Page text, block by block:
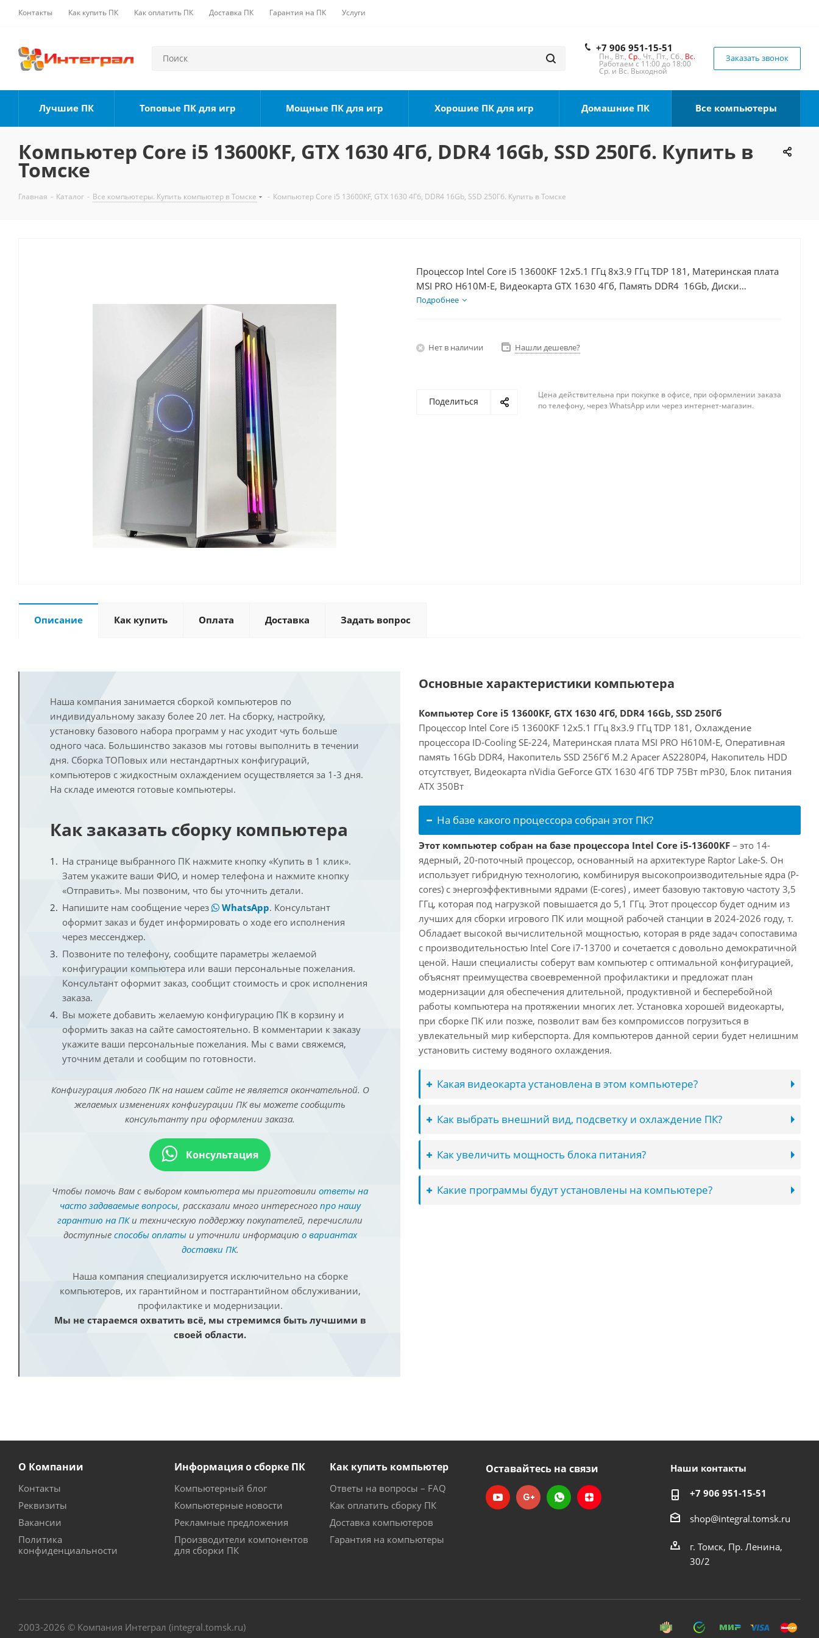
Контакты Как купить ПК Как оплатить ПК Доставка ПК Гарантия на ПК Услуги
+7 906 951-15-51
Пн., Вт., Ср., Чт., Пт., Сб., Вс.
Работаем с 11:00 до 18:00
Ср. и Вс. Выходной
Заказать звонок
Лучшие ПК Топовые ПК для игр Мощные ПК для игр Хорошие ПК для игр Домашние ПК Все компьютеры
Компьютер Core i5 13600KF, GTX 1630 4Гб, DDR4 16Gb, SSD 250Гб. Купить в
Томске
Главная - Каталог - Все компьютеры. Купить компьютер в Томске - Компьютер Core i5 13600KF, GTX 1630 4Гб, DDR4 16Gb, SSD 250Гб. Купить в Томске
Процессор Intel Core i5 13600KF 12x5.1 ГГц 8x3.9 ГГц TDP 181, Материнская плата
MSI PRO H610M-E, Видеокарта GTX 1630 4Гб, Память DDR4 16Gb, Диски
SSD 250Гб, БП 350Вт
Подробнее
Нет в наличии Нашли дешевле?
Поделиться
Цена действительна при покупке в офисе, при оформлении заказа
по телефону, через WhatsApp или через интернет-магазин.
Описание Как купить Оплата Доставка Задать вопрос
Наша компания занимается сборкой компьютеров по
индивидуальному заказу более 20 лет. На сборку, настройку,
установку базового набора программ у нас уходит чуть больше
одного часа. Большинство заказов мы готовы выполнить в течении
дня. Сборка ТОПовых или нестандартных конфигураций,
компьютеров с жидкостным охлаждением осуществляется за 1-3 дня.
На складе имеются готовые компьютеры.
Как заказать сборку компьютера
На странице выбранного ПК нажмите кнопку «Купить в 1 клик».
Затем укажите ваши ФИО, и номер телефона и нажмите кнопку
«Отправить». Мы позвоним, что бы уточнить детали.
Напишите нам сообщение через
WhatsApp. Консультант
оформит заказ и будет информировать о ходе его исполнения
через мессенджер.
Позвоните по телефону, сообщите параметры желаемой
конфигурации компьютера или ваши персональные пожелания.
Консультант оформит заказ, сообщит стоимость и срок исполнения
заказа.
Вы можете добавить желаемую конфигурацию ПК в корзину и
оформить заказ на сайте самостоятельно. В комментарии к заказу
укажите ваши персональные пожелания. Мы с вами свяжемся,
уточним детали и сообщим по готовности.
Конфигурация любого ПК на нашем сайте не является окончательной. О
желаемых изменениях конфигурации ПК вы можете сообщить
консультанту при оформлении заказа.
Консультация
Чтобы помочь Вам с выбором компьютера мы приготовили ответы на
часто задаваемые вопросы, рассказали много интересного про нашу
гарантию на ПКи техническую поддержку покупателей, перечислили
доступные способы оплатыи уточнили информацию о вариантах
доставки ПК.
Наша компания специализируется исключительно на сборке
компьютеров, их гарантийном и постгарантийном обслуживании,
профилактике и модернизации.
Мы не стараемся охватить всё, мы стремимся быть лучшими в
своей области.
Основные характеристики компьютера
Компьютер Core i5 13600KF, GTX 1630 4Гб, DDR4 16Gb, SSD 250Гб
Процессор Intel Core i5 13600KF 12x5.1 ГГц 8x3.9 ГГц TDP 181, Охлаждение
процессора ID-Cooling SE-224, Материнская плата MSI PRO H610M-E, Оперативная
память 16Gb DDR4, Накопитель SSD 256Гб M.2 Apacer AS2280P4, Накопитель HDD
отсутствует, Видеокарта nVidia GeForce GTX 1630 4Гб TDP 75Вт mP30, Блок питания
ATX 350Вт
На базе какого процессора собран этот ПК?
Этот компьютер собран на базе процессора Intel Core i5-13600KF – это 14-
ядерный, 20-поточный процессор, основанный на архитектуре Raptor Lake-S. Он
использует гибридную технологию, комбинируя высокопроизводительные ядра (P-
cores) с энергоэффективными ядрами (E-cores) , имеет базовую тактовую частоту 3,5
ГГц, которая под нагрузкой повышается до 5,1 ГГц. Этот процессор будет одним из
лучших для сборки игрового ПК или мощной рабочей станции в 2024-2026 году, т.
Обладает высокой вычислительной мощностью, которая в ряде задач сопоставима
с производительностью Intel Core i7-13700 и сочетается с довольно демократичной
ценой. Наши специалисты соберут вам компьютер с оптимальной конфигурацией,
объяснят преимущества своевременной профилактики и предложат план
модернизации для обеспечения длительной, продуктивной и бесперебойной
работы компьютера на протяжении многих лет. Установка хорошей видеокарты,
при сборке ПК или позже, позволит вам без компромиссов погрузиться в
увлекательный мир киберспорта. Для компьютеров данной серии будет нелишним
установить систему водяного охлаждения.
Какая видеокарта установлена в этом компьютере?
Как выбрать внешний вид, подсветку и охлаждение ПК?
Как увеличить мощность блока питания?
Какие программы будут установлены на компьютере?
О Компании
Контакты
Реквизиты
Вакансии
Политика
конфиденциальности
Информация о сборке ПК
Компьютерный блог
Компьютерные новости
Рекламные предложения
Производители компонентов
для сборки ПК
Как купить компьютер
Ответы на вопросы – FAQ
Как оплатить сборку ПК
Доставка компьютеров
Гарантия на компьютеры
Оставайтесь на связи Наши контакты
+7 906 951-15-51
shop@integral.tomsk.ru
г. Томск, Пр. Ленина,
30/2
2003-2026 © Компания Интеграл (integral.tomsk.ru)